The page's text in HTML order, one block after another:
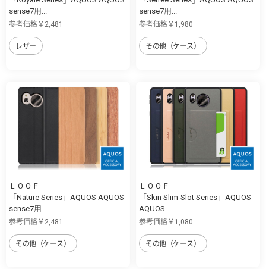
sense7用...
参考価格￥2,481
レザー
sense7用...
参考価格￥1,980
その他（ケース）
ＬＯＯＦ
「Nature Series」AQUOS AQUOS
sense7用...
参考価格￥2,481
その他（ケース）
ＬＯＯＦ
「Skin Slim-Slot Series」AQUOS
AQUOS ...
参考価格￥1,080
その他（ケース）